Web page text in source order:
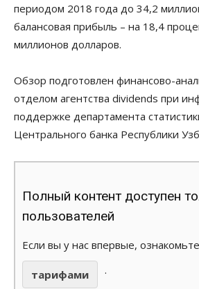
периодом 2018 года до 34,2
балансовая прибыль – на 18,4
миллионов долларов.
Обзор подготовлен финансово-
отделом агентства dividends при
поддержке департамента
Центрального банка Республики
Полный контент доступен
пользователей
Если вы у нас впервые,
тарифами
.